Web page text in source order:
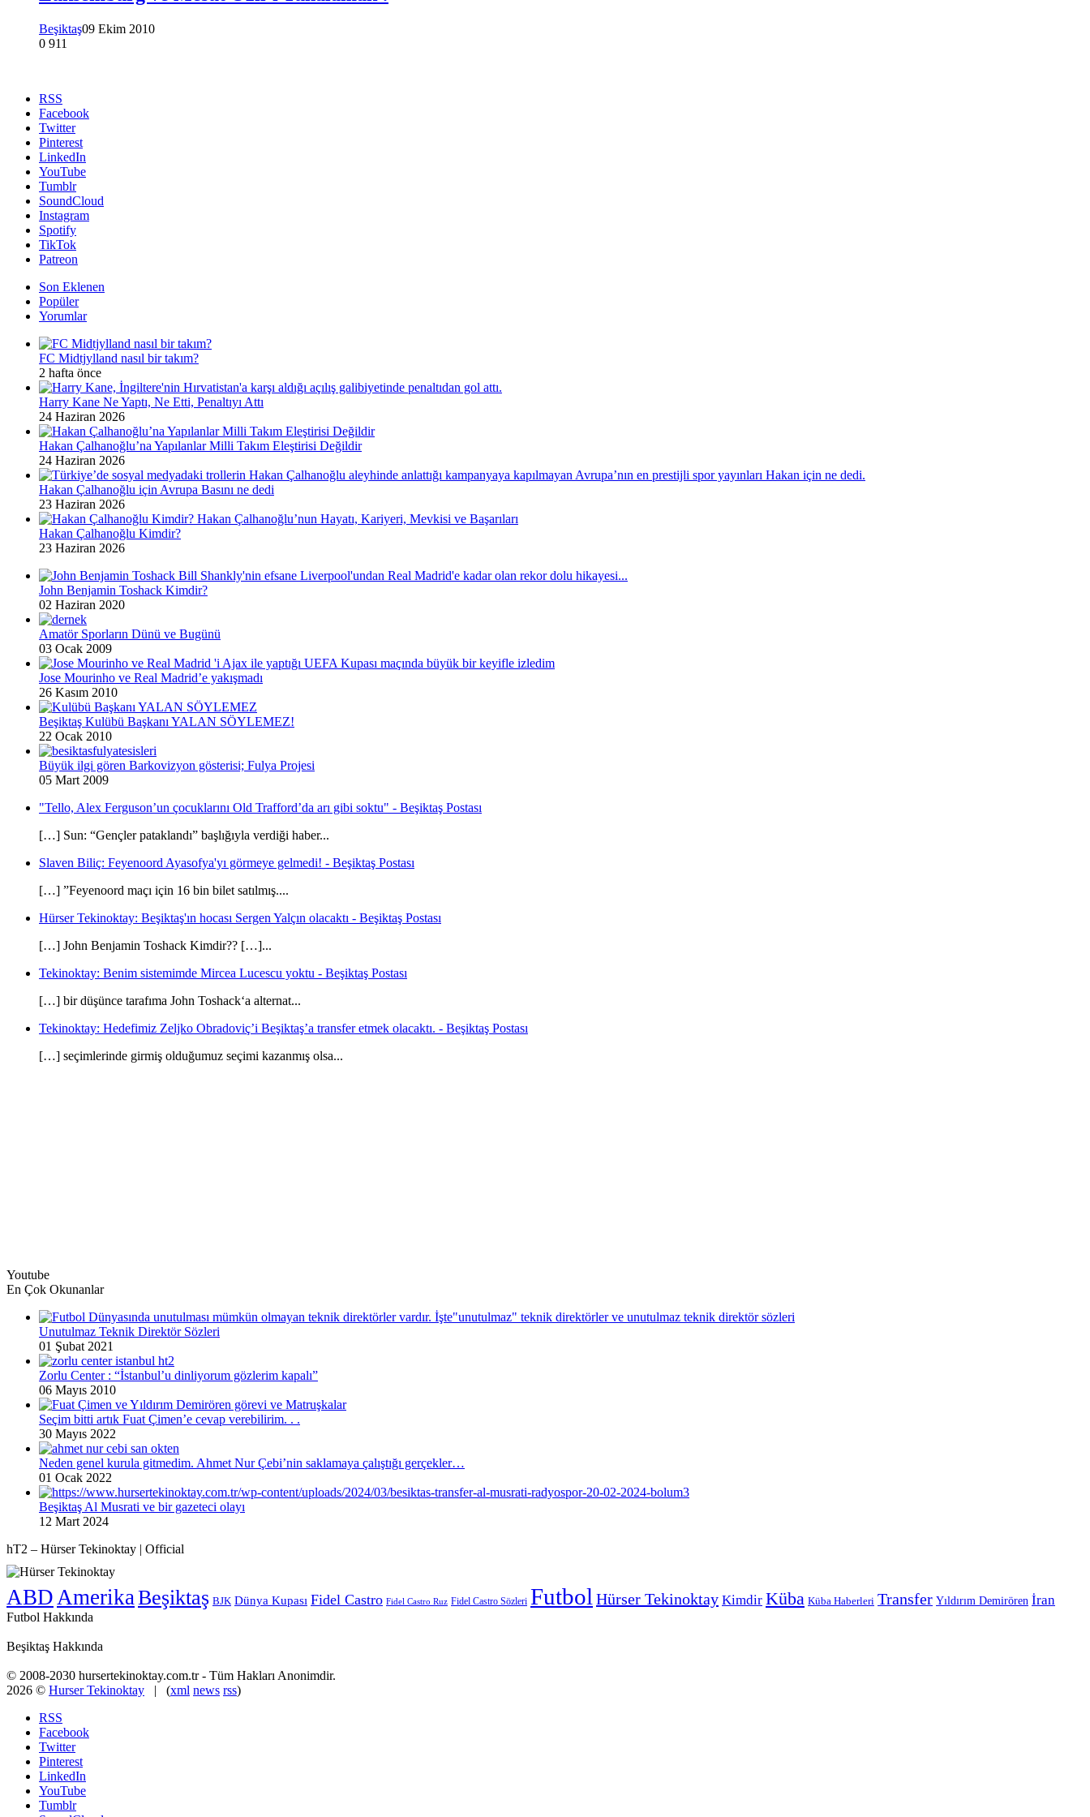
Beşiktaş09 Ekim 2010
0 911
RSS
Facebook
Twitter
Pinterest
LinkedIn
YouTube
Tumblr
SoundCloud
Instagram
Spotify
TikTok
Patreon
Son Eklenen
Popüler
Yorumlar
FC Midtjylland nasıl bir takım?
2 hafta önce
Harry Kane Ne Yaptı, Ne Etti, Penaltıyı Attı
24 Haziran 2026
Hakan Çalhanoğlu’na Yapılanlar Milli Takım Eleştirisi Değildir
24 Haziran 2026
Hakan Çalhanoğlu için Avrupa Basını ne dedi
23 Haziran 2026
Hakan Çalhanoğlu Kimdir?
23 Haziran 2026
John Benjamin Toshack Kimdir?
02 Haziran 2020
Amatör Sporların Dünü ve Bugünü
03 Ocak 2009
Jose Mourinho ve Real Madrid’e yakışmadı
26 Kasım 2010
Beşiktaş Kulübü Başkanı YALAN SÖYLEMEZ!
22 Ocak 2010
Büyük ilgi gören Barkovizyon gösterisi; Fulya Projesi
05 Mart 2009
"Tello, Alex Ferguson’un çocuklarını Old Trafford’da arı gibi soktu" - Beşiktaş Postası
[…] Sun: “Gençler pataklandı” başlığıyla verdiği haber...
Slaven Biliç: Feyenoord Ayasofya'yı görmeye gelmedi! - Beşiktaş Postası
[…] ”Feyenoord maçı için 16 bin bilet satılmış....
Hürser Tekinoktay: Beşiktaş'ın hocası Sergen Yalçın olacaktı - Beşiktaş Postası
[…] John Benjamin Toshack Kimdir?? […]...
Tekinoktay: Benim sistemimde Mircea Lucescu yoktu - Beşiktaş Postası
[…] bir düşünce tarafıma John Toshack‘a alternat...
Tekinoktay: Hedefimiz Zeljko Obradoviç’i Beşiktaş’a transfer etmek olacaktı. - Beşiktaş Postası
[…] seçimlerinde girmiş olduğumuz seçimi kazanmış olsa...
Youtube
En Çok Okunanlar
Unutulmaz Teknik Direktör Sözleri
01 Şubat 2021
Zorlu Center : “İstanbul’u dinliyorum gözlerim kapalı”
06 Mayıs 2010
Seçim bitti artık Fuat Çimen’e cevap verebilirim. . .
30 Mayıs 2022
Neden genel kurula gitmedim. Ahmet Nur Çebi’nin saklamaya çalıştığı gerçekler…
01 Ocak 2022
Beşiktaş Al Musrati ve bir gazeteci olayı
12 Mart 2024
hT2 – Hürser Tekinoktay | Official
ABD Amerika Beşiktaş BJK Dünya Kupası Fidel Castro Fidel Castro Ruz Fidel Castro Sözleri Futbol Hürser Tekinoktay Kimdir Küba Küba Haberleri Transfer Yıldırım Demirören İran
Futbol Hakkında
Beşiktaş Hakkında
© 2008-2030 hursertekinoktay.com.tr - Tüm Hakları Anonimdir.
2026 © Hurser Tekinoktay | (xml news rss)
RSS
Facebook
Twitter
Pinterest
LinkedIn
YouTube
Tumblr